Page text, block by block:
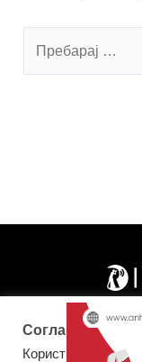
for:
Согласност за
Користиме